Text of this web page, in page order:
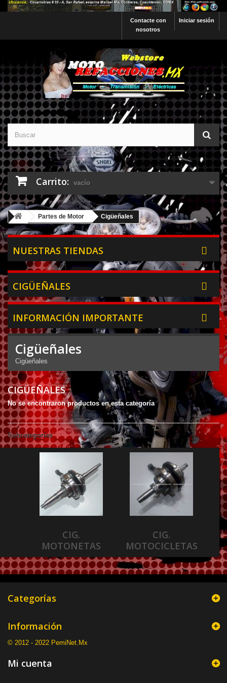
Iniciar sesión
Contacte con
nosotros
Carrito: vacío
Partes de Motor Cigüeñales
NUESTRAS TIENDAS
CIGÜEÑALES
INFORMACIÓN IMPORTANTE
Cigüeñales
Cigüeñales
CIGÜEÑALES
No se encontraron productos en esta categoría
Subcategorías
CIG.
MOTONETAS
CIG.
MOTOCICLETAS
Categorías
Información
© 2012 - 2022 PemiNet.Mx
Mi cuenta